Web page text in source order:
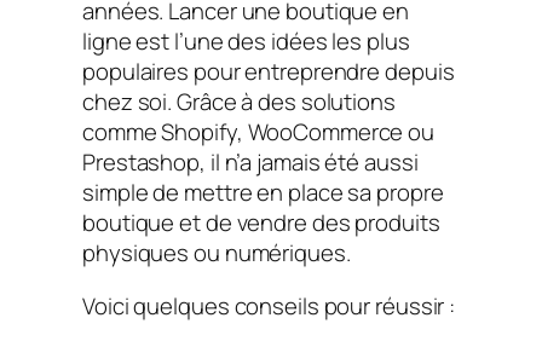
années. Lancer une boutique en
ligne est l’une des idées les plus
populaires pour entreprendre depuis
chez soi. Grâce à des solutions
comme Shopify, WooCommerce ou
Prestashop, il n’a jamais été aussi
simple de mettre en place sa propre
boutique et de vendre des produits
physiques ou numériques.
Voici quelques conseils pour réussir :